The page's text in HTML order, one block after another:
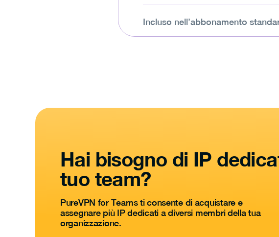
Incluso nell’abbonamento
Hai bisogno di IP
tuo team?
PureVPN for Teams ti consente di acquistare e
assegnare più IP dedicati a diversi membri della tua
organizzazione.